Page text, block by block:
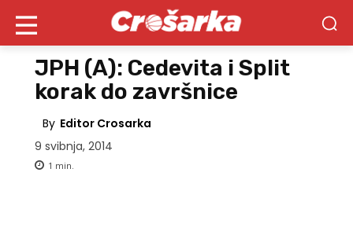
JPH (A): Cedevita i Split
korak do završnice
By Editor Crosarka
9 svibnja, 2014
1 min.